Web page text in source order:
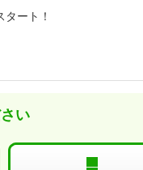
ート！
い